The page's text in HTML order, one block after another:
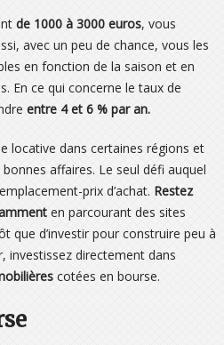
de 1000 à 3000 euros, vous
avec un peu de chance, vous les
en fonction de la saison et en
En ce qui concerne le taux de
entre 4 et 6 % par an.
locative dans certaines régions et
affaires. Le seul défi auquel
prix d’achat. Restez
en parcourant des sites
que d’investir pour construire peu à
investissez directement dans
cotées en bourse.